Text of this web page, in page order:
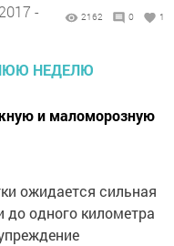
-
2162 0 1
и маломорозную
ожидается сильная
одного километра